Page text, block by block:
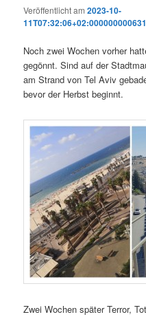
Veröffentlicht am2023-10-
Noch zwei Wochen vorher
gegönnt. Sind auf der
am Strand von Tel Aviv
bevor der Herbst beginnt.
Zwei Wochen später Terror,